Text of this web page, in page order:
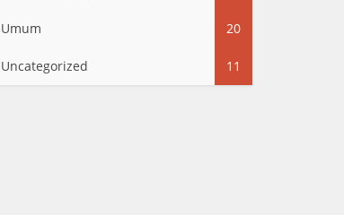
Umum 20
Uncategorized 11